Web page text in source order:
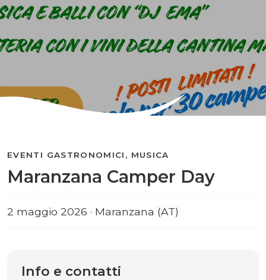
Maranzana Camper Day
EVENTI GASTRONOMICI, MUSICA
2 maggio 2026 · Maranzana (AT)
Info e contatti